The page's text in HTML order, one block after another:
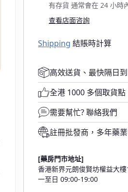
有存貨 通常會在 24 小時
查看店面咨詢
Shipping 結賬時計算
高效送貨、最快隔日
全港 1000 多個取貨點
需要幫忙?聯絡我們
註冊批發商，多年藥
[藥房門市地址]
香港新界元朗俊賢坊權益大
一至日 09:00-19:00